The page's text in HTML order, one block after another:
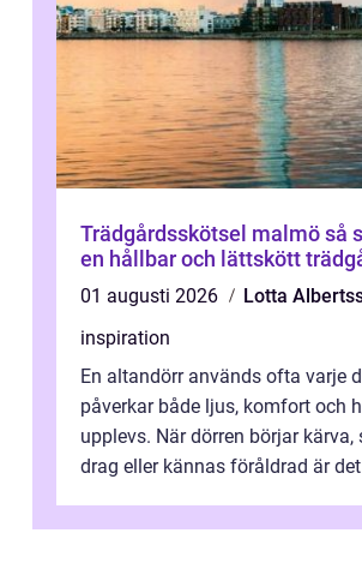
Trädgårdsskötsel malmö så skapar du
en hållbar och lättskött
01 augusti 2026
Lotta
inspiration
En altandörr används ofta varje
påverkar både ljus, komfort och
upplevs. När dörren börjar kärva,
drag eller kännas föråldrad är